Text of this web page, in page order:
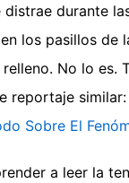
durante
los pasillos de
No lo es.
reportaje similar:
Sobre El
a leer la